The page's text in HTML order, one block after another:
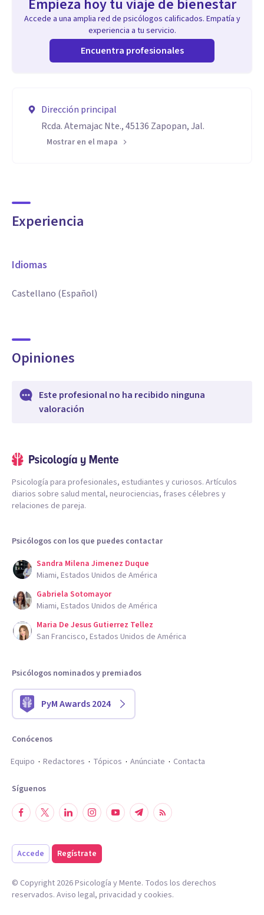
Empieza hoy tu viaje de bienestar
Accede a una amplia red de psicólogos calificados. Empatía y
experiencia a tu servicio.
Encuentra profesionales
Dirección principal
Rcda. Atemajac Nte., 45136 Zapopan, Jal.
Mostrar en el mapa
Experiencia
Idiomas
Castellano (Español)
Opiniones
Este profesional no ha recibido ninguna
valoración
Psicología para profesionales, estudiantes y curiosos. Artículos
diarios sobre salud mental, neurociencias, frases célebres y
relaciones de pareja.
Psicólogos con los que puedes contactar
Sandra Milena Jimenez Duque
Miami, Estados Unidos de América
Gabriela Sotomayor
Miami, Estados Unidos de América
Maria De Jesus Gutierrez Tellez
San Francisco, Estados Unidos de América
Psicólogos nominados y premiados
PyM Awards 2024
Conócenos
Equipo
Redactores Tópicos Anúnciate Contacta
Síguenos
Accede Regístrate
© Copyright 2026Psicología y Mente. Todos los derechos
reservados. Aviso legal, privacidad y cookies.